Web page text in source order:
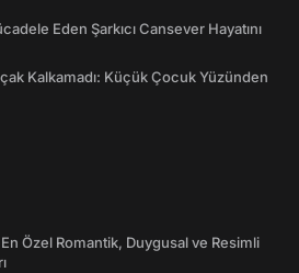
Eden Şarkıcı Cansever Hayatını
Kalkamadı: Küçük Çocuk Yüzünden
Özel Romantik, Duygusal ve Resimli